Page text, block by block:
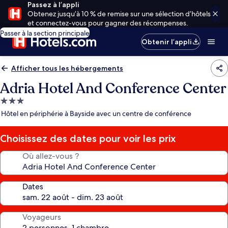
Passez à l’appli
Obtenez jusqu’à 10 % de remise sur une sélection d’hôtels
et connectez-vous pour gagner des récompenses.
Passer à la section principale
Obtenir l’appli
Afficher tous les hébergements
Adria Hotel And Conference Center
Hébergement
3.0 étoiles
Hôtel en périphérie à Bayside avec un centre de conférence
Choisissez des dates pour voir les prix
Où allez-vous ?
Dates
Voyageurs